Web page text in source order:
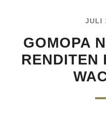
JULI
GOMOPA
RENDITEN